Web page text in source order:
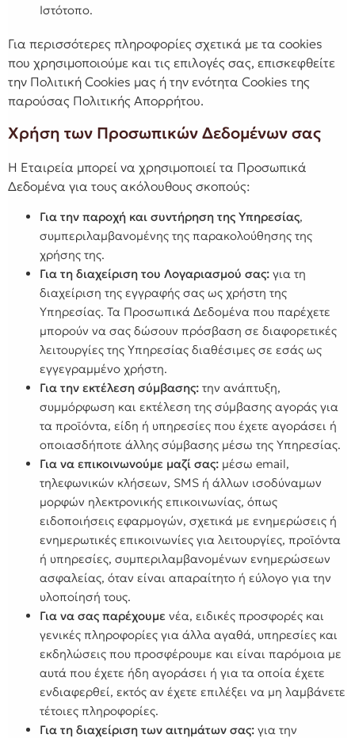
Ιστότοπο.
Για περισσότερες πληροφορίες σχετικά με τα cookies
που χρησιμοποιούμε και τις επιλογές σας, επισκεφθείτε
την Πολιτική Cookies μας ή την ενότητα Cookies της
παρούσας Πολιτικής Απορρήτου.
Χρήση των Προσωπικών Δεδομένων σας
Η Εταιρεία μπορεί να χρησιμοποιεί τα Προσωπικά
Δεδομένα για τους ακόλουθους σκοπούς:
Για την παροχή και συντήρηση της Υπηρεσίας,
συμπεριλαμβανομένης της παρακολούθησης της
χρήσης της.
Για τη διαχείριση του Λογαριασμού σας: για τη
διαχείριση της εγγραφής σας ως χρήστη της
Υπηρεσίας. Τα Προσωπικά Δεδομένα που παρέχετε
μπορούν να σας δώσουν πρόσβαση σε διαφορετικές
λειτουργίες της Υπηρεσίας διαθέσιμες σε εσάς ως
εγγεγραμμένο χρήστη.
Για την εκτέλεση σύμβασης: την ανάπτυξη,
συμμόρφωση και εκτέλεση της σύμβασης αγοράς για
τα προϊόντα, είδη ή υπηρεσίες που έχετε αγοράσει ή
οποιασδήποτε άλλης σύμβασης μέσω της Υπηρεσίας.
Για να επικοινωνούμε μαζί σας: μέσω email,
τηλεφωνικών κλήσεων, SMS ή άλλων ισοδύναμων
μορφών ηλεκτρονικής επικοινωνίας, όπως
ειδοποιήσεις εφαρμογών, σχετικά με ενημερώσεις ή
ενημερωτικές επικοινωνίες για λειτουργίες, προϊόντα
ή υπηρεσίες, συμπεριλαμβανομένων ενημερώσεων
ασφαλείας, όταν είναι απαραίτητο ή εύλογο για την
υλοποίησή τους.
Για να σας παρέχουμε νέα, ειδικές προσφορές και
γενικές πληροφορίες για άλλα αγαθά, υπηρεσίες και
εκδηλώσεις που προσφέρουμε και είναι παρόμοια με
αυτά που έχετε ήδη αγοράσει ή για τα οποία έχετε
ενδιαφερθεί, εκτός αν έχετε επιλέξει να μη λαμβάνετε
τέτοιες πληροφορίες.
Για τη διαχείριση των αιτημάτων σας: για την